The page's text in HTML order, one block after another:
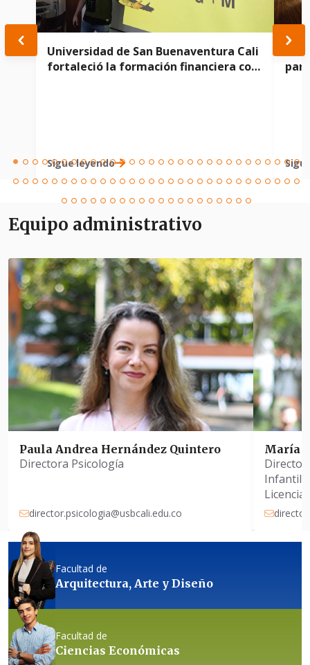
Universidad de San Buenaventura Cali
fortaleció la formación financiera con
Sigue leyendo
Equipo administrativo
Paula Andrea Hernández Quintero
Directora Psicología
director.psicologia@usbcali.edu.co
María
Infantil -
Facultad de
Arquitectura, Arte y Diseño
Facultad de
Ciencias Económicas